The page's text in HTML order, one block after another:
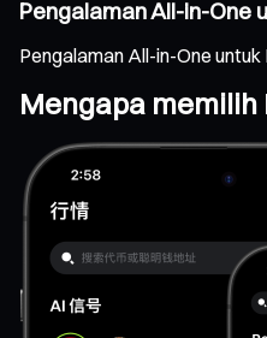
Pengalaman All-in-One
Pengalaman All-in-One untuk
Mengapa memilih